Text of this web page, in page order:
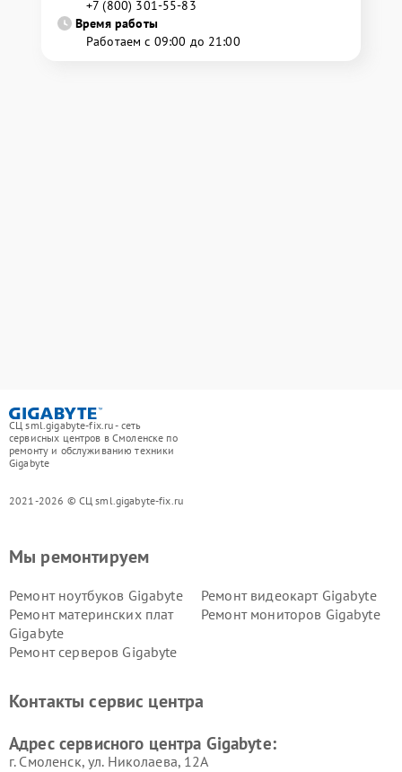
+7 (800) 301-55-83
Время работы
Работаем с 09:00 до 21:00
СЦ sml.gigabyte-fix.ru - сеть
сервисных центров в Смоленске по
ремонту и обслуживанию техники
Gigabyte
2021-2026 © СЦ sml.gigabyte-fix.ru
Мы ремонтируем
Ремонт ноутбуков Gigabyte
Ремонт видеокарт Gigabyte
Ремонт материнских плат
Gigabyte
Ремонт мониторов Gigabyte
Ремонт серверов Gigabyte
Контакты сервис центра
Адрес сервисного центра Gigabyte:
г. Смоленск, ул. Николаева, 12А